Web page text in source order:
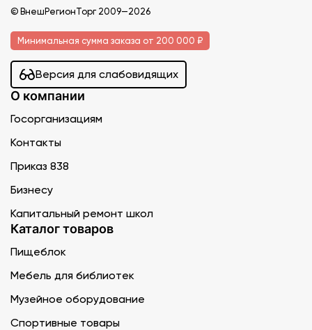
© ВнешРегионТорг 2009—2026
Минимальная сумма заказа от 200 000 ₽
Версия для слабовидящих
О компании
Госорганизациям
Контакты
Приказ 838
Бизнесу
Капитальный ремонт школ
Каталог товаров
Пищеблок
Мебель для библиотек
Музейное оборудование
Спортивные товары